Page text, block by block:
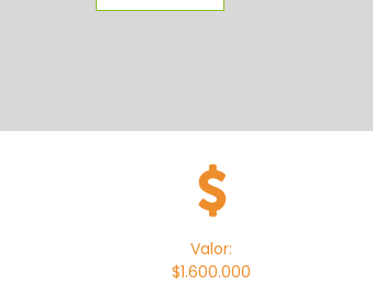
Valor:
$1.600.000